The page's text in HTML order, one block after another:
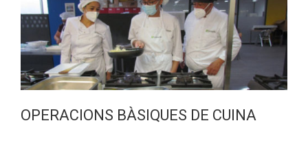
OPERACIONS BÀSIQUES DE CUINA